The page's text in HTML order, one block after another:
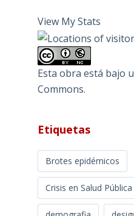
View My Stats
Esta obra está bajo
Commons.
Etiquetas
Brotes epidémicos
Crisis en Salud Pública